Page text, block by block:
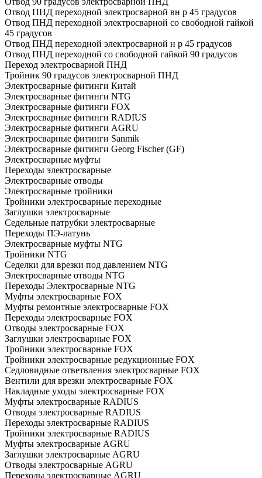
Отвод ПНД переходной электросварной вн р 45 градусов
Отвод ПНД переходной электросварной со свободной гайкой
45 градусов
Отвод ПНД переходной электросварной н р 45 градусов
Отвод ПНД переходной со свободной гайкой 90 градусов
Переход электросварной ПНД
Тройник 90 градусов электросварной ПНД
Электросварные фитинги Китай
Электросварные фитинги NTG
Электросварные фитинги FOX
Электросварные фитинги RADIUS
Электросварные фитинги AGRU
Электросварные фитинги Sanmik
Электросварные фитинги Georg Fischer (GF)
Электросварные муфты
Переходы электросварные
Электросварные отводы
Электросварные тройники
Тройники электросварные переходные
Заглушки электросварные
Седельные патрубки электросварные
Переходы ПЭ-латунь
Электросварные муфты NTG
Тройники NTG
Седелки для врезки под давлением NTG
Электросварные отводы NTG
Переходы Электросварные NTG
Муфты электросварные FOX
Муфты ремонтные электросварные FOX
Переходы электросварные FOX
Отводы электросварные FOX
Заглушки электросварные FOX
Тройники электросварные FOX
Тройники электросварные редукционные FOX
Седловидные ответвления электросварные FOX
Вентили для врезки электросварные FOX
Накладные уходы электросварные FOX
Муфты электросварные RADIUS
Отводы электросварные RADIUS
Переходы электросварные RADIUS
Тройники электросварные RADIUS
Муфты электросварные AGRU
Заглушки электросварные AGRU
Отводы электросварные AGRU
Переходы электросварные AGRU